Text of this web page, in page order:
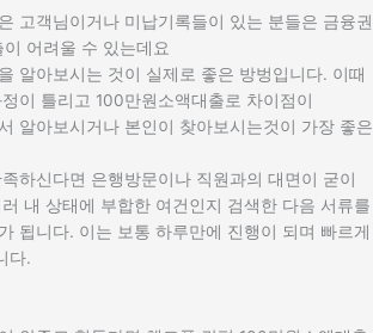
고객님이거나 미납기록들이 있는 분들은 금융권
어려울 수 있는데요
알아보시는 것이 실제로 좋은 방벙입니다. 이때
이 틀리고 100만원소액대출로 차이점이
알아보시거나 본인이 찾아보시는것이 가장 좋은
하신다면 은행방문이나 직원과의 대면이 굳이
내 상태에 부합한 여건인지 검색한 다음 서류를
됩니다. 이는 보통 하루만에 진행이 되며 빠르게
다.